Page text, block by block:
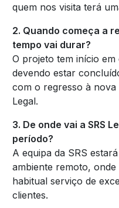
quem nos visita terá
2. Quando começa a
tempo vai durar?
O projeto tem início
devendo estar
com o regresso à nova
Legal.
3. De onde vai a SRS
período?
A equipa da SRS
ambiente remoto,
habitual serviço de
clientes.